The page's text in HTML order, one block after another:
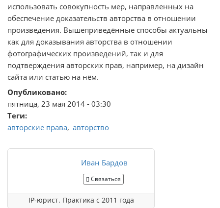
использовать совокупность мер, направленных на
обеспечение доказательств авторства в отношении
произведения. Вышеприведённые способы актуальны
как для доказывания авторства в отношении
фотографических произведений, так и для
подтверждения авторских прав, например, на дизайн
сайта или статью на нём.
Опубликовано
пятница, 23 мая 2014 - 03:30
Теги
авторские права авторство
Иван Бардов
Связаться
IP-юрист. Практика с 2011 года